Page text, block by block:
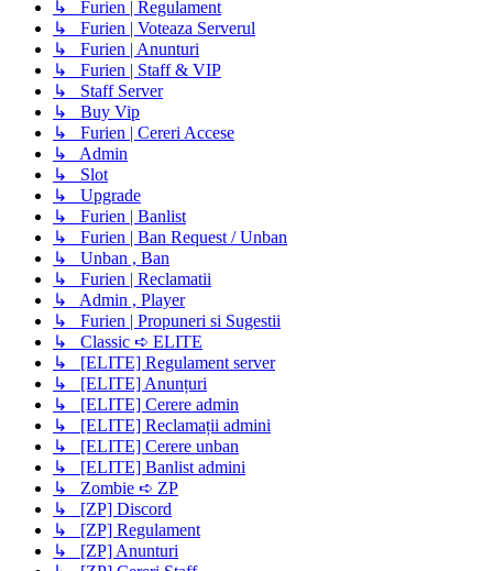
↳ Furien | Regulament
↳ Furien | Voteaza Serverul
↳ Furien | Anunturi
↳ Furien | Staff & VIP
↳ Staff Server
↳ Buy Vip
↳ Furien | Cereri Accese
↳ Admin
↳ Slot
↳ Upgrade
↳ Furien | Banlist
↳ Furien | Ban Request / Unban
↳ Unban , Ban
↳ Furien | Reclamatii
↳ Admin , Player
↳ Furien | Propuneri si Sugestii
↳ Classic ➪ ELITE
↳ [ELITE] Regulament server
↳ [ELITE] Anunțuri
↳ [ELITE] Cerere admin
↳ [ELITE] Reclamații admini
↳ [ELITE] Cerere unban
↳ [ELITE] Banlist admini
↳ Zombie ➪ ZP
↳ [ZP] Discord
↳ [ZP] Regulament
↳ [ZP] Anunturi